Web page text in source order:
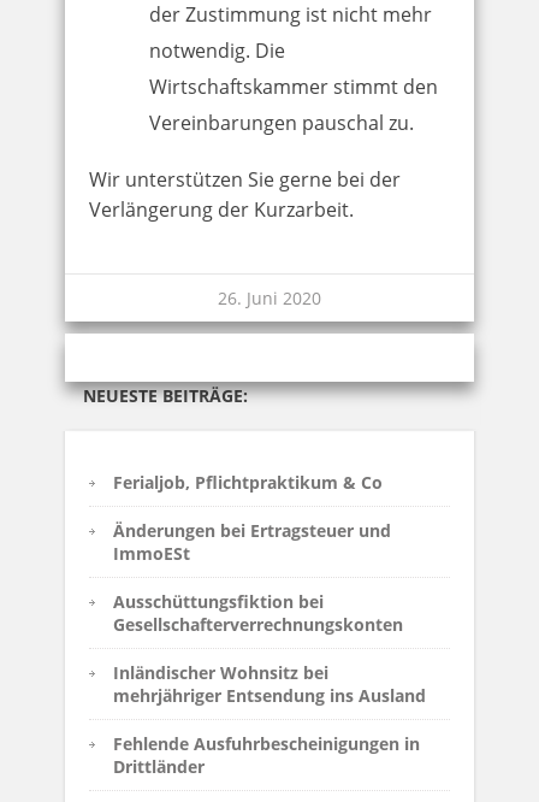
NEUESTE BEITRÄGE:
Ferialjob, Pflichtpraktikum & Co
Änderungen bei Ertragsteuer und
ImmoESt
Ausschüttungsfiktion bei
Gesellschafterverrechnungskonten
Inländischer Wohnsitz bei
mehrjähriger Entsendung ins Ausland
Fehlende Ausfuhrbescheinigungen in
Drittländer
der Zustimmung ist nicht mehr
notwendig. Die
Wirtschaftskammer stimmt den
Vereinbarungen pauschal zu.
Wir unterstützen Sie gerne bei der
Verlängerung der Kurzarbeit.
26. Juni 2020